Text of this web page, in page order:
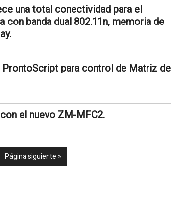
una total conectividad para el
banda dual 802.11n, memoria de
para control de Matriz de
el nuevo ZM-MFC2.
Página siguiente »